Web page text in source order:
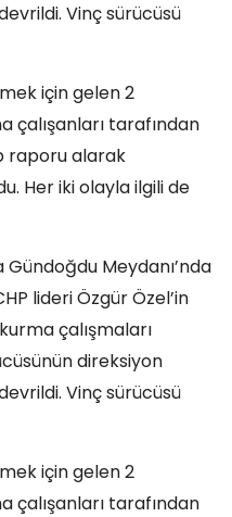
Vinç sürücüsü
için gelen 2
çalışanları tarafından
raporu alarak
Her iki olayla ilgili de
Gündoğdu Meydanı’nda
lideri Özgür Özel’in
çalışmaları
direksiyon
Vinç sürücüsü
için gelen 2
çalışanları tarafından